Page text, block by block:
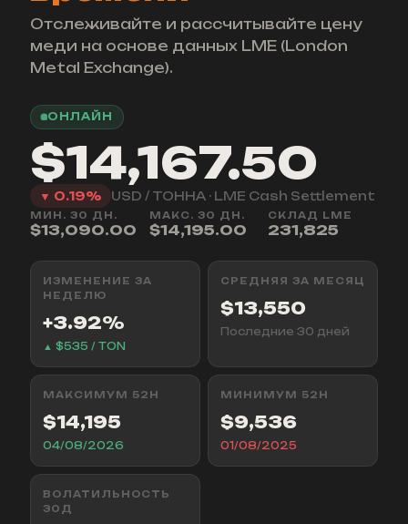
Отслеживайте и рассчитывайте цену
меди на основе данных LME (London
Metal Exchange).
ОНЛАЙН
$14,167.50
▼ 0.19% USD / ТОННА · LME Cash Settlement
МИН. 30 ДН.
$13,090.00
МАКС. 30 ДН.
$14,195.00
СКЛАД LME
231,825
ИЗМЕНЕНИЕ ЗА
НЕДЕЛЮ
+3.92%
▲ $535 / TON
СРЕДНЯЯ ЗА МЕСЯЦ
$13,550
Последние 30 дней
МАКСИМУМ 52Н
$14,195
04/08/2026
МИНИМУМ 52Н
$9,536
01/08/2025
ВОЛАТИЛЬНОСТЬ
30Д